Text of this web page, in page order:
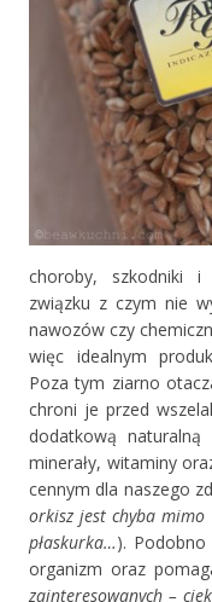
choroby, szkodniki i
związku z czym nie
nawozów czy
więc idealnym
Poza tym ziarno
chroni je przed
dodatkową
minerały, witaminy
cennym dla naszego
orkisz jest chyba mimo
płaskurka…). Podobno
organizm oraz
zainteresowanych –